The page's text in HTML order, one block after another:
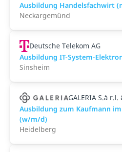
Ausbildung Handelsfachwirt
Neckargemünd
Deutsche Telekom AG
Ausbildung IT-System-
Sinsheim
GALERIA S.à r.l.
Ausbildung zum Kaufmann
(w/m/d)
Heidelberg